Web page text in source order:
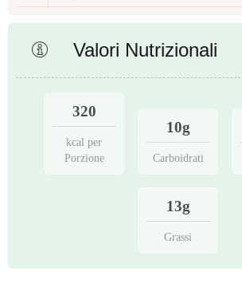
Valori Nutrizionali
320
kcal per
Porzione
10g
Carboidrati
13g
Grassi